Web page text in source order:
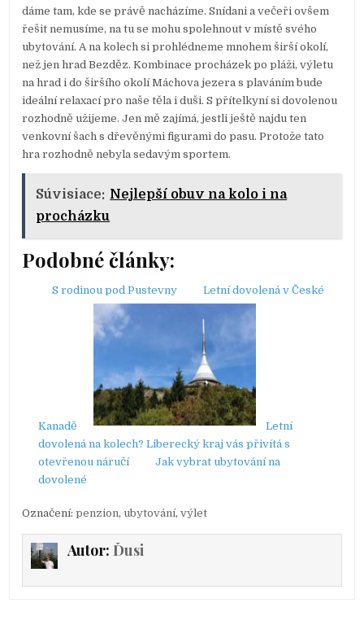
dáme tam, kde se právě nacházíme. Snídani a večeři ovšem
řešit nemusíme, na tu se mohu spolehnout v místě svého
ubytování. A na kolech si prohlédneme mnohem širší okolí,
než jen hrad Bezděz. Kombinace procházek po pláži, výletu
na hrad i do širšího okolí Máchova jezera s plaváním bude
ideální relaxací pro naše těla i duši. S přítelkyní si dovolenou
rozhodně užijeme. Jen mě zajímá, jestli ještě najdu ten
venkovní šach s dřevěnými figurami do pasu. Protože tato
hra rozhodně nebyla sedavým sportem.
Súvisiace: Nejlepší obuv na kolo i na
procházku
Podobné články:
S rodinou pod Pustevny Letní dovolená v České
Kanadě
Letní
dovolená na kolech? Liberecký kraj vás přivítá s
otevřenou náručí
Jak vybrat ubytování na
dovolené
Označení:penzion, ubytování,výlet
Autor: Ďusi